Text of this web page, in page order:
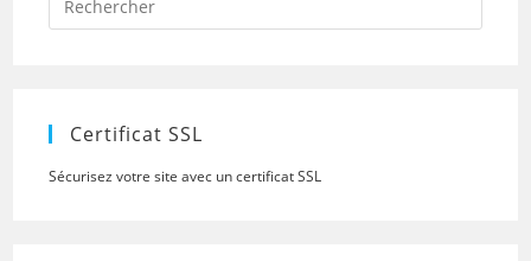
to
Certificat SSL
Sécurisez votre site avec un certificat SSL